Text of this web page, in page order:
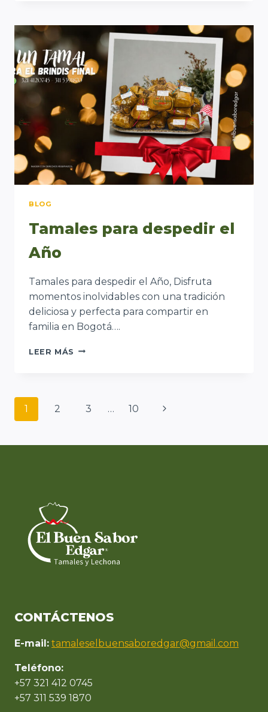
NAVIDAD
BLOG
Tamales para despedir el
Año
Tamales para despedir el Año, Disfruta
momentos inolvidables con una tradición
deliciosa y perfecta para compartir en
familia en Bogotá….
LEER MÁS TAMALES
Navegación
1 2 3 … 10
Siguiente
CONTÁCTENOS
E-mail: tamaleselbuensaboredgar@gmail.com
Teléfono:
+57 321 412 0745
+57 311 539 1870